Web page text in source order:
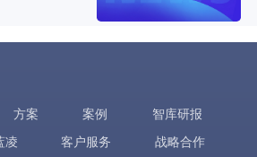
方案 案例
智库研报
凌 客户服务 战略合作